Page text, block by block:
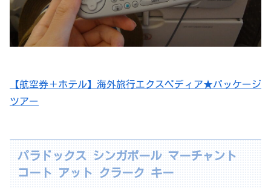
【航空券＋ホテル】海外旅行エクスペディア★パッケージ
ツアー
パラドックス シンガポール マーチャント
コート アット クラーク キー